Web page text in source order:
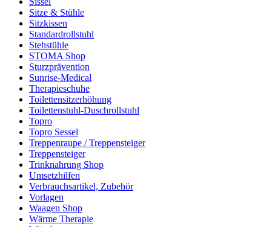
Sitze & Stühle
Sitzkissen
Standardrollstuhl
Stehstühle
STOMA Shop
Sturzprävention
Sunrise-Medical
Therapieschuhe
Toilettensitzerhöhung
Toilettenstuhl-Duschrollstuhl
Topro
Topro Sessel
Treppenraupe / Treppensteiger
Treppensteiger
Trinknahrung Shop
Umsetzhilfen
Verbrauchsartikel, Zubehör
Vorlagen
Waagen Shop
Wärme Therapie